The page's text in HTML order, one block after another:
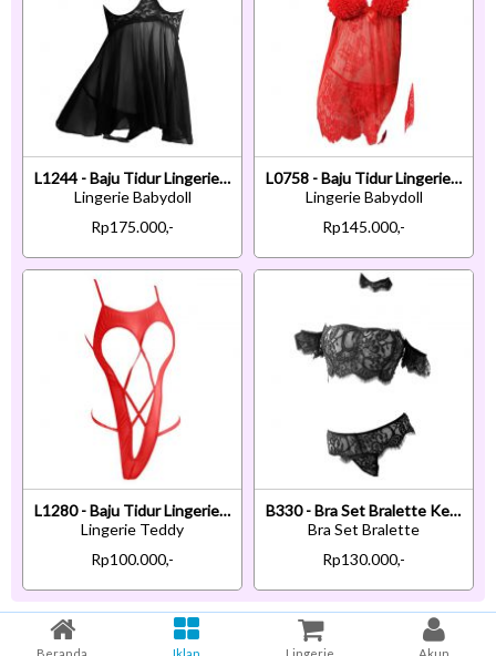
L1244 - Baju Tidur Lingerie Babydoll Mini Dress Hitam Transparan Bra Kawat Open Cup Crotchless
Lingerie Babydoll
Rp175.000,-
L0758 - Baju Tidur Lingerie Babydoll Mini Dress Merah Transparan
Lingerie Babydoll
Rp145.000,-
L1280 - Baju Tidur Lingerie Teddy Bodysuit Dress Merah Transparan Open Cup
Lingerie Teddy
Rp100.000,-
B330 - Bra Set Bralette Kemben Lengan Pendek Hitam Transparan Kalung Choker Kain Celana Dalam
Bra Set Bralette
Rp130.000,-